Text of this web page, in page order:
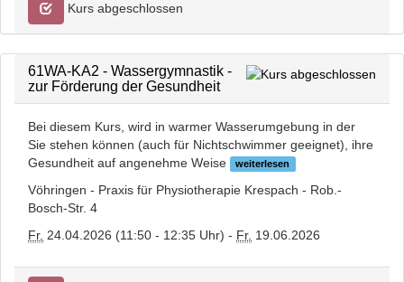
Kurs abgeschlossen
61WA-KA2 - Wassergymnastik -
zur Förderung der Gesundheit
Bei diesem Kurs, wird in warmer Wasserumgebung in der
Sie stehen können (auch für Nichtschwimmer geeignet), ihre
Gesundheit auf angenehme Weise
weiterlesen
Vöhringen - Praxis für Physiotherapie Krespach - Rob.-
Bosch-Str. 4
Fr. 24.04.2026 (11:50 - 12:35 Uhr) - Fr. 19.06.2026